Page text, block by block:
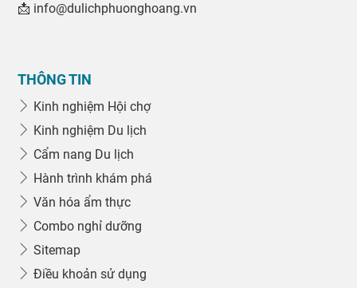
📩 info@dulichphuonghoang.vn
THÔNG TIN
Kinh nghiệm Hội chợ
Kinh nghiệm Du lịch
Cẩm nang Du lịch
Hành trình khám phá
Văn hóa ẩm thực
Combo nghỉ dưỡng
Sitemap
Điều khoản sử dụng